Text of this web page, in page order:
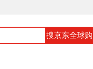
搜京东全球购